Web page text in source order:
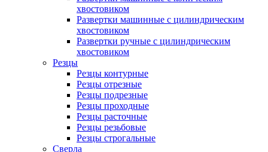
хвостовиком
Развертки машинные с цилиндрическим
хвостовиком
Развертки ручные с цилиндрическим
хвостовиком
Резцы
Резцы контурные
Резцы отрезные
Резцы подрезные
Резцы проходные
Резцы расточные
Резцы резьбовые
Резцы строгальные
Сверла